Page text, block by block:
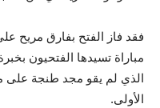
مباراة تسيدها الفتحيون
الذي لم يقو مجد طنجة على
الأولى.